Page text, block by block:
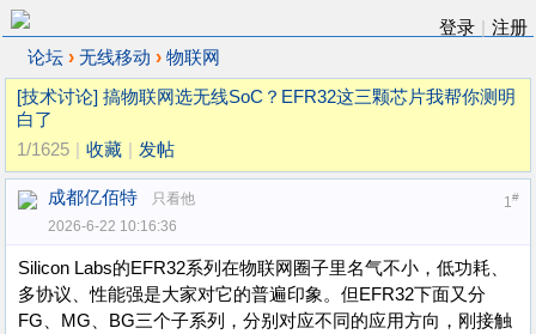
登录
注册
论坛 › 无线移动 › 物联网
[技术讨论] 搞物联网选无线SoC？EFR32这三颗芯片我帮你测明
白了
1/1625
收藏 发帖
1#
成都亿佰特
只看他
2026-6-22 10:16:36
Silicon Labs的EFR32系列在物联网圈子里名气不小，低功耗、
多协议、性能强是大家对它的普遍印象。但EFR32下面又分
FG、MG、BG三个子系列，分别对应不同的应用方向，刚接触